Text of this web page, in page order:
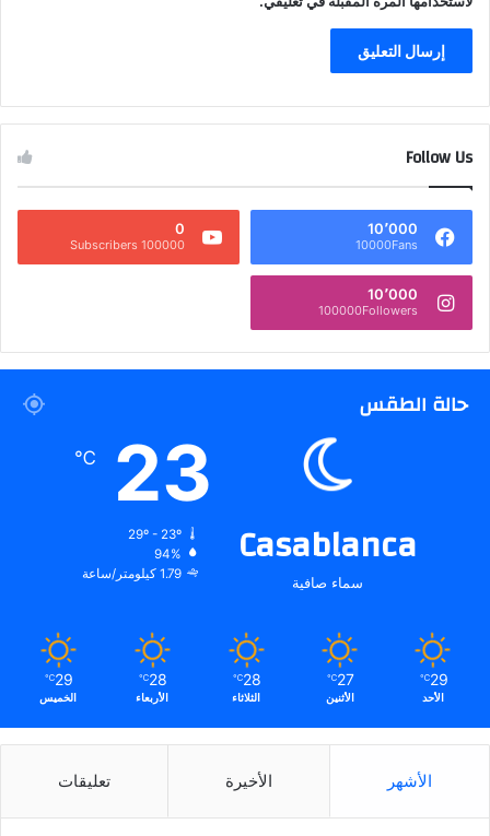
Follow Us
10٬000
10000Fans
0
100000 Subscribers
10٬000
100000Followers
حالة الطقس
Casablanca
سماء صافية
23
℃
29º - 23º
94%
1.79 كيلومتر/ساعة
29
℃
الأحد
27
℃
الأثنين
28
℃
الثلاثاء
28
℃
الأربعاء
29
℃
الخميس
الأشهر الأخيرة تعليقات